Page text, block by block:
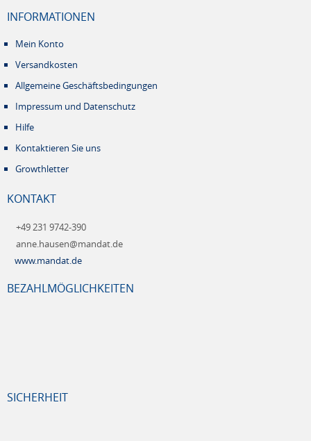
INFORMATIONEN
Mein Konto
Versandkosten
Allgemeine Geschäftsbedingungen
Impressum und Datenschutz
Hilfe
Kontaktieren Sie uns
Growthletter
KONTAKT
+49 231 9742-390
anne.hausen@mandat.de
www.mandat.de
BEZAHLMÖGLICHKEITEN
SICHERHEIT